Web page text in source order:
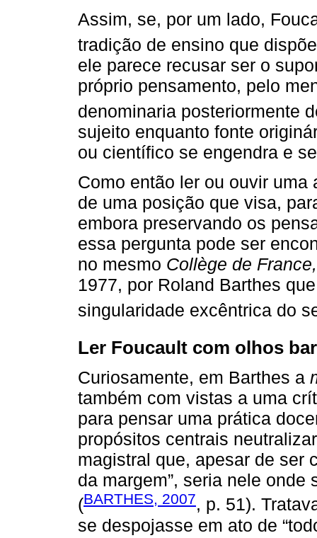
Assim, se, por um lado,
tradição de ensino que
ele parece recusar ser o
próprio pensamento, pelo
denominaria posteriormente
sujeito enquanto fonte
ou científico se engendra e
Como então ler ou ouvir
de uma posição que visa,
embora preservando os
essa pergunta pode ser
no mesmo Collège de France,
1977, por Roland Barthes
singularidade excêntrica do
Ler Foucault com olhos
Curiosamente, em Barthes a
também com vistas a uma
para pensar uma prática
propósitos centrais
magistral que, apesar de ser
da margem”, seria nele onde
(BARTHES, 2007, p. 51).
se despojasse em ato de